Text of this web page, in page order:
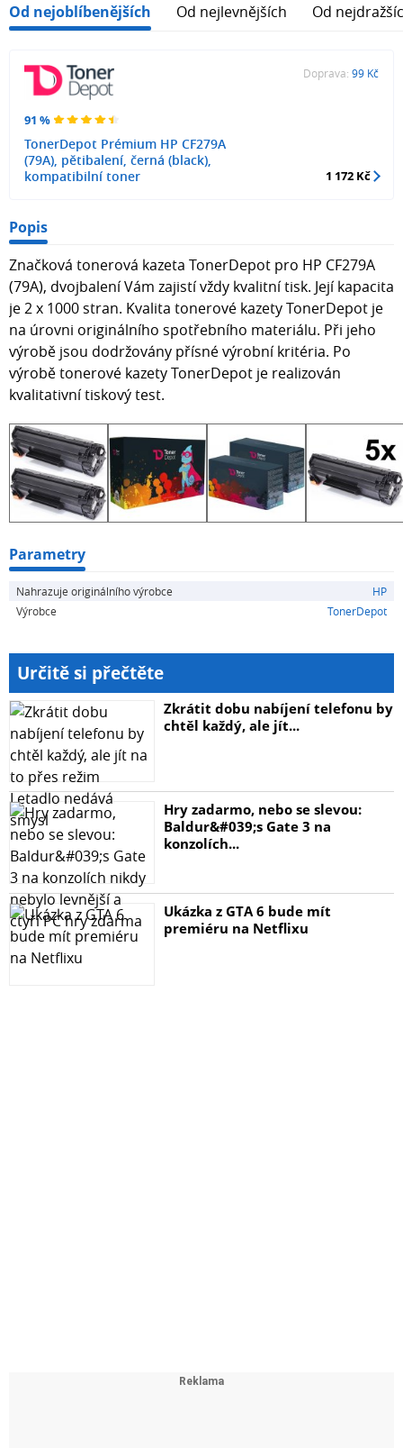
Od nejoblíbenějších Od nejlevnějších Od
91 %
TonerDepot Prémium HP CF279A
(79A), pětibalení, černá (black),
kompatibilní toner
Doprava: 99 Kč
1 172 Kč
Popis
Značková tonerová kazeta TonerDepot pro HP CF279A
(79A), dvojbalení Vám zajistí vždy kvalitní tisk. Její kapacita
je 2 x 1000 stran. Kvalita tonerové kazety TonerDepot je
na úrovni originálního spotřebního materiálu. Při jeho
výrobě jsou dodržovány přísné výrobní kritéria. Po
výrobě tonerové kazety TonerDepot je realizován
kvalitativní tiskový test.
Parametry
Nahrazuje originálního výrobce
HP
Výrobce
TonerDepot
Určitě si přečtěte
Zkrátit dobu nabíjení telefonu by
chtěl každý, ale jít...
Hry zadarmo, nebo se slevou:
Baldur&#039;s Gate 3 na
konzolích...
Ukázka z GTA 6 bude mít
premiéru na Netflixu